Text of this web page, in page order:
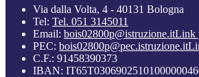
Via dalla Volta, 4 - 40131 Bologna
Tel: Tel. 051 3145011
Email: bois02800p@istruzione.itLink
PEC: bois02800p@pec.istruzione.it
C.F.: 91458390373
IBAN: